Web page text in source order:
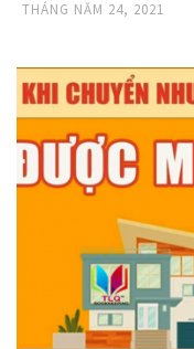
THÁNG NĂM 24, 2021